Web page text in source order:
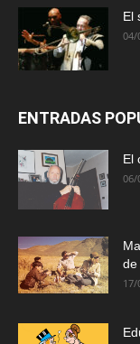
El
04/
ENTRADAS
El
06/
de
17/